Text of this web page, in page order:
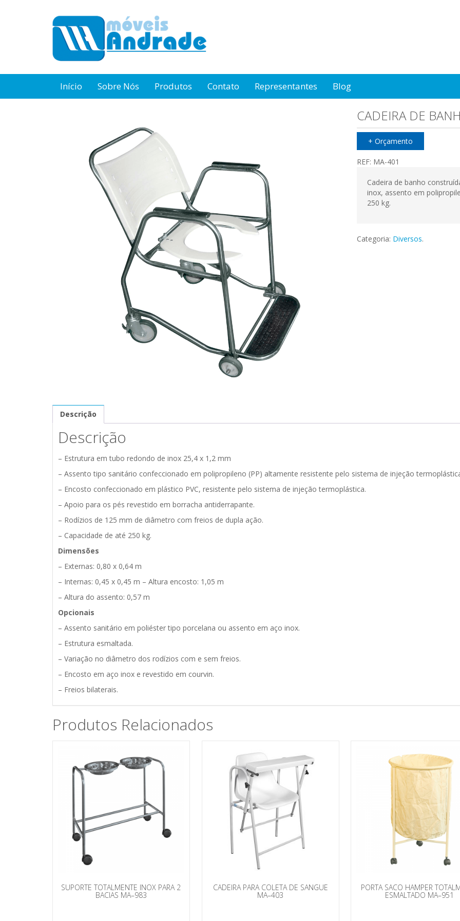
Início Sobre Nós Produtos Contato Representantes Blog
CADEIRA DE
+ Orçamento
REF: MA-401
Cadeira de banho
inox, assento em
250 kg.
Categoria: Diversos.
Descrição
Descrição
– Estrutura em tubo redondo de inox 25,4 x 1,2 mm
– Assento tipo sanitário confeccionado em polipropileno (PP) altamente resistente pelo sistema de injeção
– Encosto confeccionado em plástico PVC, resistente pelo sistema de injeção termoplástica.
– Apoio para os pés revestido em borracha antiderrapante.
– Rodízios de 125 mm de diâmetro com freios de dupla ação.
– Capacidade de até 250 kg.
Dimensões
– Externas: 0,80 x 0,64 m
– Internas: 0,45 x 0,45 m – Altura encosto: 1,05 m
– Altura do assento: 0,57 m
Opcionais
– Assento sanitário em poliéster tipo porcelana ou assento em aço inox.
– Estrutura esmaltada.
– Variação no diâmetro dos rodízios com e sem freios.
– Encosto em aço inox e revestido em courvin.
– Freios bilaterais.
Produtos Relacionados
SUPORTE TOTALMENTE INOX PARA 2
BACIAS MA–983
CADEIRA PARA COLETA DE SANGUE
MA–403
PORTA SACO HAMPER
ESMALTADO MA–951